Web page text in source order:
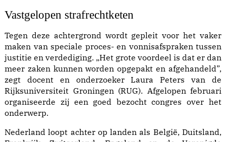
Vastgelopen strafrechtketen
Tegen deze achtergrond wordt gepleit voor het vaker
maken van speciale proces- en vonnisafspraken tussen
justitie en verdediging. „Het grote voordeel is dat er dan
meer zaken kunnen worden opgepakt en afgehandeld”,
zegt docent en onderzoeker Laura Peters van de
Rijksuniversiteit Groningen (RUG). Afgelopen februari
organiseerde zij een goed bezocht congres over het
onderwerp.
Nederland loopt achter op landen als België, Duitsland,